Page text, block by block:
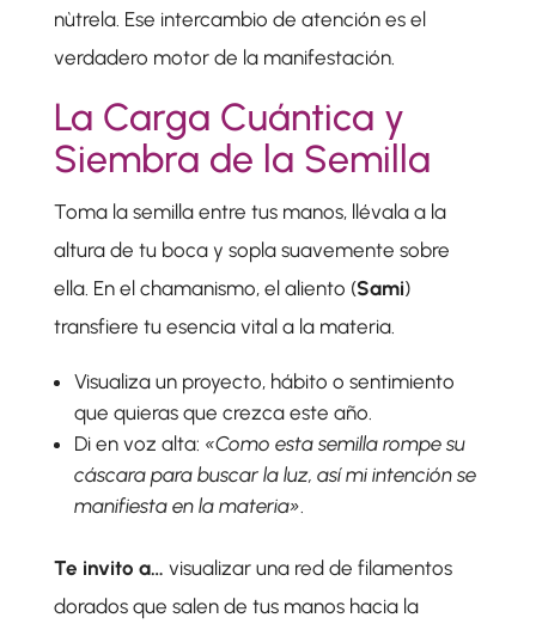
nùtrela. Ese intercambio de atención es el
verdadero motor de la manifestación.
La Carga Cuántica y
Siembra de la Semilla
Toma la semilla entre tus manos, llévala a la
altura de tu boca y sopla suavemente sobre
ella. En el chamanismo, el aliento (Sami)
transfiere tu esencia vital a la materia.
Visualiza un proyecto, hábito o sentimiento
que quieras que crezca este año.
Di en voz alta: «Como esta semilla rompe su
cáscara para buscar la luz, así mi intención se
manifiesta en la materia»
Te invito a… visualizar una red de filamentos
dorados que salen de tus manos hacia la